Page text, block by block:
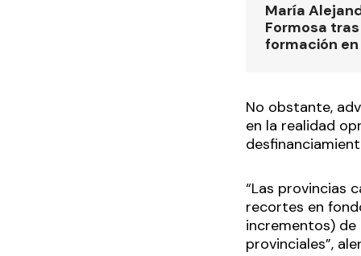
María
Formosa
formación
No obstante,
en la realidad
“Las provincias
recortes en
incrementos)
provinciales”,